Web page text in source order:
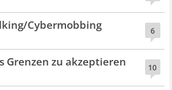
6
Cybermobbing
10
Grenzen zu akzeptieren